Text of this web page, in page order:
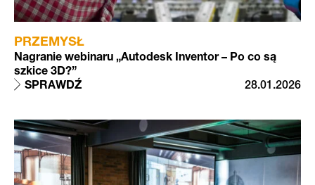
PRZEMYSŁ
Nagranie webinaru „Autodesk Inventor – Po co są
szkice 3D?”
SPRAWDŹ
28.01.2026